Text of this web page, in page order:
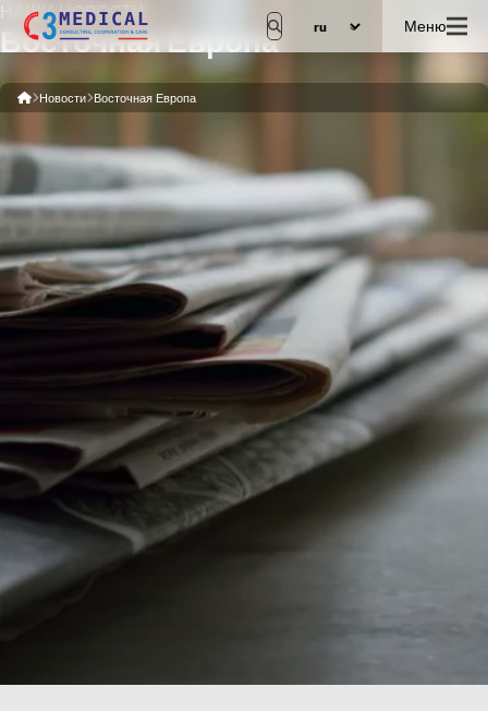
Меню
НАШИ НОВОСТИ
Восточная Европа
Новости Восточная Европа